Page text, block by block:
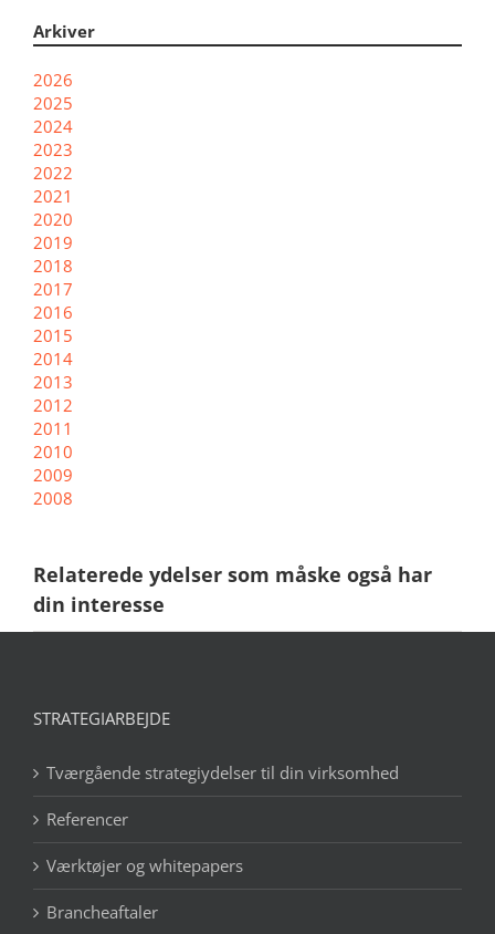
Arkiver
2026
2025
2024
2023
2022
2021
2020
2019
2018
2017
2016
2015
2014
2013
2012
2011
2010
2009
2008
Relaterede ydelser som måske også har
din interesse
STRATEGIARBEJDE
Tværgående strategiydelser til din virksomhed
Referencer
Værktøjer og whitepapers
Brancheaftaler